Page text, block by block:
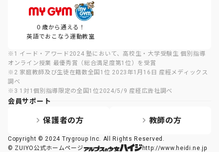
０歳から通える！
英語でおこなう運動教室
※1 イード・アワード2024 塾において、高校生・大学受験生 個別指導
オンライン授業 最優秀賞（総合満足度第1位）を受賞
※2 家庭教師及び生徒在籍数全国1位 2023年1月16日 産經メディックス
調べ
※3 1対1個別指導限定の全国1位2024/5/9 産経広告社調べ
会員サポート
保護者の方 教師の方
Copyright © 2024 Trygroup Inc. All Rights Reserved.
© ZUIYO公式ホームページ
http://www.heidi.ne.jp